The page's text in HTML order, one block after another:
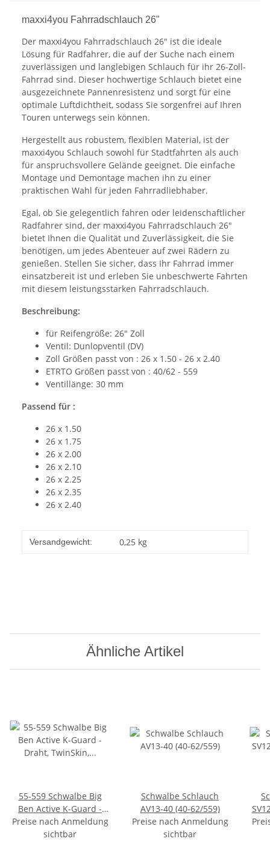
maxxi4you Fahrradschlauch 26"
Der maxxi4you Fahrradschlauch 26" ist die ideale
Lösung für Radfahrer, die auf der Suche nach einem
zuverlässigen und langlebigen Schlauch für ihr 26-Zoll-
Fahrrad sind. Dieser hochwertige Schlauch bietet eine
ausgezeichnete Pannenresistenz und sorgt für eine
optimale Luftdichtheit, sodass Sie sorgenfrei auf Ihren
Touren unterwegs sein können.
Hergestellt aus robustem, flexiblen Material, ist der
maxxi4you Schlauch sowohl für Stadtfahrten als auch
für anspruchsvollere Gelände geeignet. Die einfache
Montage und Demontage machen ihn zu einer
praktischen Wahl für jeden Fahrradliebhaber.
Egal, ob Sie gelegentlich fahren oder leidenschaftlicher
Radfahrer sind, der maxxi4you Fahrradschlauch 26"
bietet Ihnen die Qualität und Zuverlässigkeit, die Sie
benötigen, um jedes Abenteuer auf zwei Rädern zu
genießen. Stellen Sie sicher, dass Ihr Fahrrad immer
einsatzbereit ist und erleben Sie unbeschwerte Fahrten
mit diesem leistungsstarken Fahrradschlauch.
Beschreibung:
für Reifengröße: 26" Zoll
Ventil: Dunlopventil (DV)
Zoll Größen passt von : 26 x 1.50 - 26 x 2.40
ETRTO Größen passt von : 40/62 - 559
Ventillänge: 30 mm
Passend für :
26 x 1.50
26 x 1.75
26 x 2.00
26 x 2.10
26 x 2.25
26 x 2.35
26 x 2.40
Versandgewicht: 0,25 kg
Ähnliche Artikel
55-559 Schwalbe Big
Ben Active K-Guard -
Draht, TwinSkin, SBC -
Creme + Reflex
Preise nach Anmeldung
sichtbar
Schwalbe Schlauch
AV13-40 (40-62/559)
Preise nach Anmeldung
sichtbar